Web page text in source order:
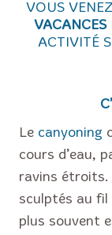
VOUS
VACANCES
ACTIVITÉ
Le canyoning
cours d’eau,
ravins étroits.
sculptés au fil
plus souvent